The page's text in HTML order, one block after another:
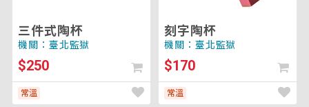
面
以
套
用
排
三件式陶杯
機關：臺北監獄
$250
常溫
刻字陶杯
機關：臺北監獄
$170
常溫